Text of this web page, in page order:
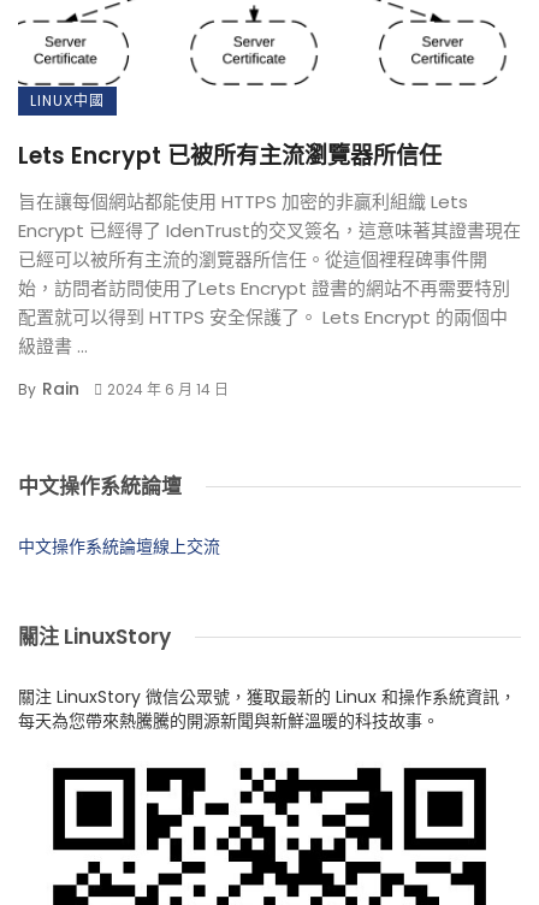
LINUX中國
Lets Encrypt 已被所有主流瀏覽器所信任
旨在讓每個網站都能使用 HTTPS 加密的非贏利組織 Lets
Encrypt 已經得了 IdenTrust的交叉簽名，這意味著其證書現在
已經可以被所有主流的瀏覽器所信任。從這個裡程碑事件開
始，訪問者訪問使用了Lets Encrypt 證書的網站不再需要特別
配置就可以得到 HTTPS 安全保護了。 Lets Encrypt 的兩個中
級證書 ...
By Rain 2024 年 6 月 14 日
中文操作系統論壇
中文操作系統論壇線上交流
關注 LinuxStory
關注 LinuxStory 微信公眾號，獲取最新的 Linux 和操作系統資訊，
每天為您帶來熱騰騰的開源新聞與新鮮溫暖的科技故事。